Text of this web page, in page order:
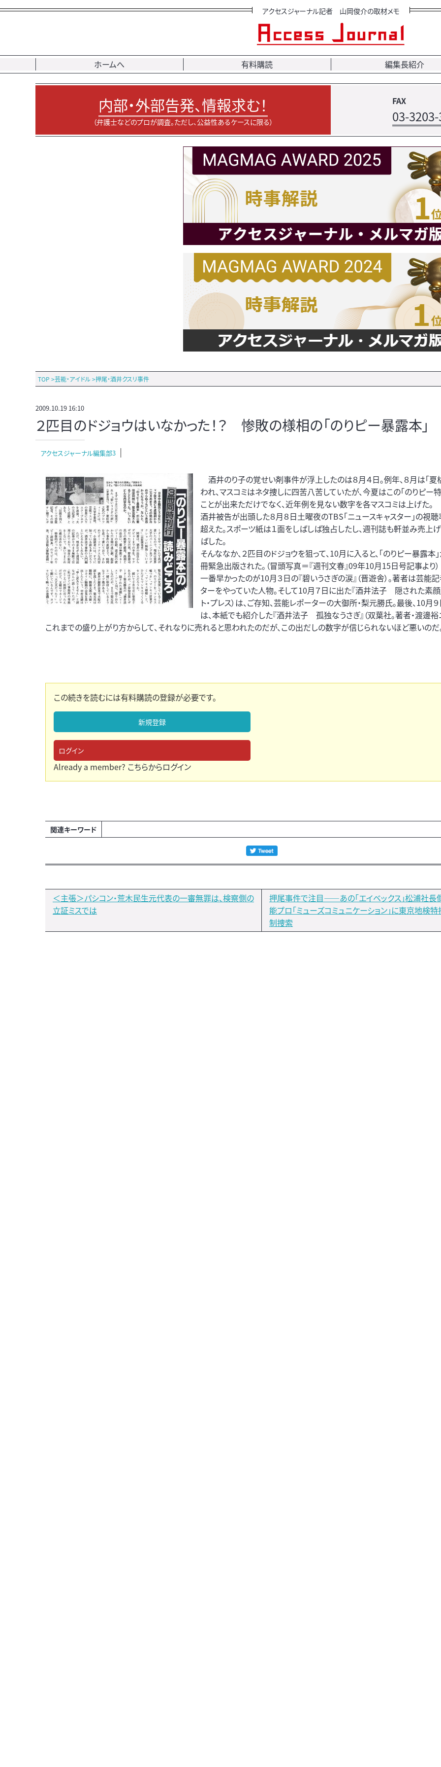
アクセスジャーナル記者 山岡俊介の取材メモ
ホームへ 有料購読 編集長紹介
内部・外部告発、情報求む！
（弁護士などのプロが調査。ただし、公益性あるケースに限る）
FAX
03-
TOP >芸能・アイドル>押尾・酒井クスリ事件
2009.10.19 16:10
２匹目のドジョウはいなかった！？ 惨敗の様相の「のりピー暴露本」
アクセスジャーナル編集部3
酒井のり子の覚せい剤事件が浮上したのは８月４日。例年、８月は「夏
われ、マスコミはネタ捜しに四苦八苦していたが、今夏はこの「のりピー
ことが出来ただけでなく、近年例を見ない数字を各マスコミは上げた。
酒井被告が出頭した８月８日土曜夜のTBS「ニュースキャスター」の視
超えた。スポーツ紙は１面をしばしば独占したし、週刊誌も軒並み売上
ばした。
そんななか、２匹目のドジョウを狙って、10月に入ると、「のりピー暴露本
冊緊急出版された。（冒頭写真＝『週刊文春』09年10月15日号記事より）
一番早かったのが10月３日の『碧いうさぎの涙』（晋遊舎）。著者は芸能
ターをやっていた人物。そして10月７日に出た『酒井法子 隠された素顔
ト・プレス）は、ご存知、芸能レポーターの大御所・梨元勝氏。最後、10月
は、本紙でも紹介した『酒井法子 孤独なうさぎ』（双葉社。著者・渡邊裕
これまでの盛り上がり方からして、それなりに売れると思われたのだが、この出だしの数字が信じられないほど悪いのだ
この続きを読むには有料購読の登録が必要です。
新規登録
ログイン
Already a member? こちらからログイン
関連キーワード
＜主張＞パシコン・荒木民生元代表の一審無罪は、検察側の
立証ミスでは
押尾事件で注目――あの「エイベックス」松浦社長
能プロ「ミューズコミュニケーション」に東京地検
制捜索